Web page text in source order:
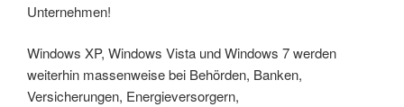
Unternehmen!
Windows XP, Windows Vista und Windows 7 werden
weiterhin massenweise bei Behörden, Banken,
Versicherungen, Energieversorgern,